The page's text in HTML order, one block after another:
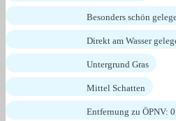
Besonders schön
Direkt am Wasser
Untergrund Gras
Mittel Schatten
Entfernung zu ÖPNV: